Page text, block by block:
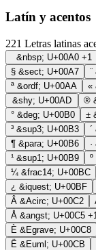
Latín y acentos
221 Letras latinas
&nbsp; U+00A0 +1
§ &sect; U+00A7 ¨
ª &ordf; U+00AA «
&shy; U+00AD ®
° &deg; U+00B0 ±
³ &sup3; U+00B3 ´
¶ &para; U+00B6 ·
¹ &sup1; U+00B9 º
¼ &frac14; U+00BC
¿ &iquest; U+00BF
Â &Acirc; U+00C2
Å &angst; U+00C5 +1
È &Egrave; U+00C8
Ë &Euml; U+00CB